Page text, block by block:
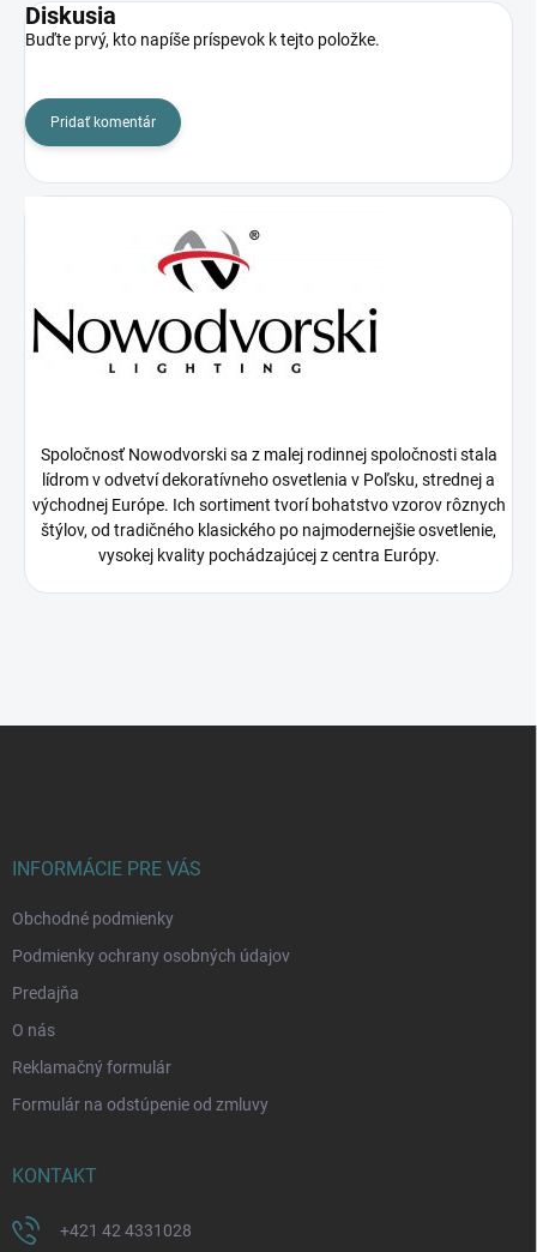
Diskusia
Buďte prvý, kto napíše príspevok k tejto položke.
Pridať komentár
Spoločnosť Nowodvorski sa z malej rodinnej spoločnosti stala
lídrom v odvetví dekoratívneho osvetlenia v Poľsku, strednej a
východnej Európe. Ich sortiment tvorí bohatstvo vzorov rôznych
štýlov, od tradičného klasického po najmodernejšie osvetlenie,
vysokej kvality pochádzajúcej z centra Európy.
INFORMÁCIE PRE VÁS
Obchodné podmienky
Podmienky ochrany osobných údajov
Predajňa
O nás
Reklamačný formulár
Formulár na odstúpenie od zmluvy
KONTAKT
+421 42 4331028